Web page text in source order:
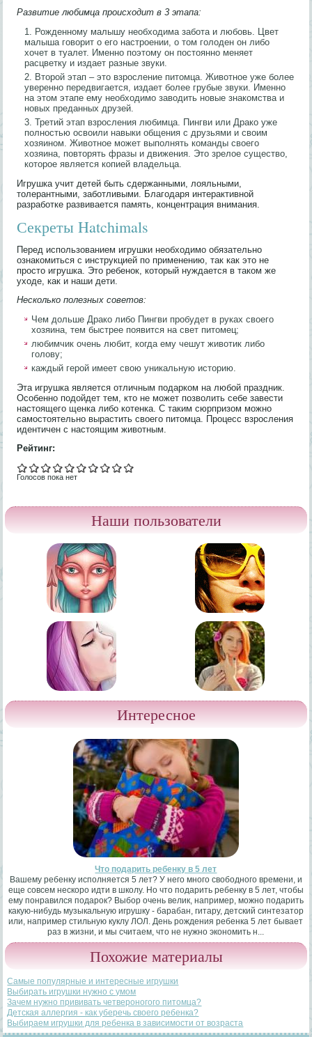
Развитие любимца происходит в 3 этапа:
Рожденному малышу необходима забота и любовь. Цвет
малыша говорит о его настроении, о том голоден он либо
хочет в туалет. Именно поэтому он постоянно меняет
расцветку и издает разные звуки.
Второй этап – это взросление питомца. Животное уже более
уверенно передвигается, издает более грубые звуки. Именно
на этом этапе ему необходимо заводить новые знакомства и
новых преданных друзей.
Третий этап взросления любимца. Пингви или Драко уже
полностью освоили навыки общения с друзьями и своим
хозяином. Животное может выполнять команды своего
хозяина, повторять фразы и движения. Это зрелое существо,
которое является копией владельца.
Игрушка учит детей быть сдержанными, лояльными,
толерантными, заботливыми. Благодаря интерактивной
разработке развивается память, концентрация внимания.
Секреты Hatchimals
Перед использованием игрушки необходимо обязательно
ознакомиться с инструкцией по применению, так как это не
просто игрушка. Это ребенок, который нуждается в таком же
уходе, как и наши дети.
Несколько полезных советов:
Чем дольше Драко либо Пингви пробудет в руках своего
хозяина, тем быстрее появится на свет питомец;
любимчик очень любит, когда ему чешут животик либо
голову;
каждый герой имеет свою уникальную историю.
Эта игрушка является отличным подарком на любой праздник.
Особенно подойдет тем, кто не может позволить себе завести
настоящего щенка либо котенка. С таким сюрпризом можно
самостоятельно вырастить своего питомца. Процесс взросления
идентичен с настоящим животным.
Рейтинг:
Голосов пока нет
Наши пользователи
Интересное
Что подарить ребенку в 5 лет
Вашему ребенку исполняется 5 лет? У него много свободного времени, и
еще совсем нескоро идти в школу. Но что подарить ребенку в 5 лет, чтобы
ему понравился подарок? Выбор очень велик, например, можно подарить
какую-нибудь музыкальную игрушку - барабан, гитару, детский синтезатор
или, например стильную куклу ЛОЛ. День рождения ребенка 5 лет бывает
раз в жизни, и мы считаем, что не нужно экономить н...
Похожие материалы
Самые популярные и интересные игрушки
Выбирать игрушки нужно с умом
Зачем нужно прививать четвероногого питомца?
Детская аллергия - как уберечь своего ребенка?
Выбираем игрушки для ребенка в зависимости от возраста